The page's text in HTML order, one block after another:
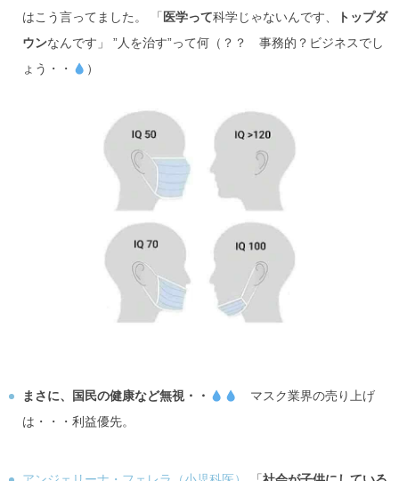
はこう言ってました。 「 医学って科学じゃないんです、
トップダ
ウンなんです」 ”人を治す”って何（？？ 事務的？ビジネスでし
ょう・・
）
まさに、国民の健康など無視・・
マスク業界の売り上げ
は・・・利益優先。